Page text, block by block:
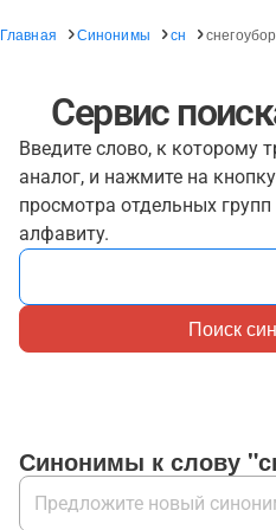
Главная Синонимы сн
Сервис
Введите слово, к которому
аналог, и нажмите на
просмотра отдельных
алфавиту.
Поиск
Синонимы к слову